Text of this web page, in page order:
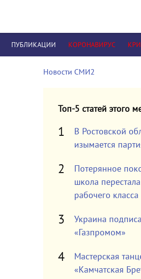
ПУБЛИКАЦИИ КОРОНАВИРУС
Новости СМИ2
Топ-5 статей этого
В Ростовской
изымается
Потерянное
школа
рабочего класса
Украина
«Газпромом»
Мастерская
«Камчатская